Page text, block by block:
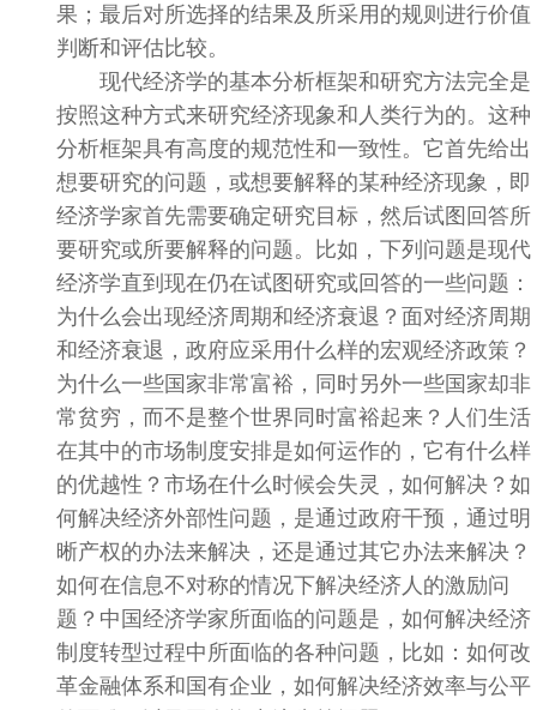
果；最后对所选择的结果及所采用的规则进行价值
判断和评估比较。
现代经济学的基本分析框架和研究方法完全是
按照这种方式来研究经济现象和人类行为的。这种
分析框架具有高度的规范性和一致性。它首先给出
想要研究的问题，或想要解释的某种经济现象，即
经济学家首先需要确定研究目标，然后试图回答所
要研究或所要解释的问题。比如，下列问题是现代
经济学直到现在仍在试图研究或回答的一些问题：
为什么会出现经济周期和经济衰退？面对经济周期
和经济衰退，政府应采用什么样的宏观经济政策？
为什么一些国家非常富裕，同时另外一些国家却非
常贫穷，而不是整个世界同时富裕起来？人们生活
在其中的市场制度安排是如何运作的，它有什么样
的优越性？市场在什么时候会失灵，如何解决？如
何解决经济外部性问题，是通过政府干预，通过明
晰产权的办法来解决，还是通过其它办法来解决？
如何在信息不对称的情况下解决经济人的激励问
题？中国经济学家所面临的问题是，如何解决经济
制度转型过程中所面临的各种问题，比如：如何改
革金融体系和国有企业，如何解决经济效率与公平